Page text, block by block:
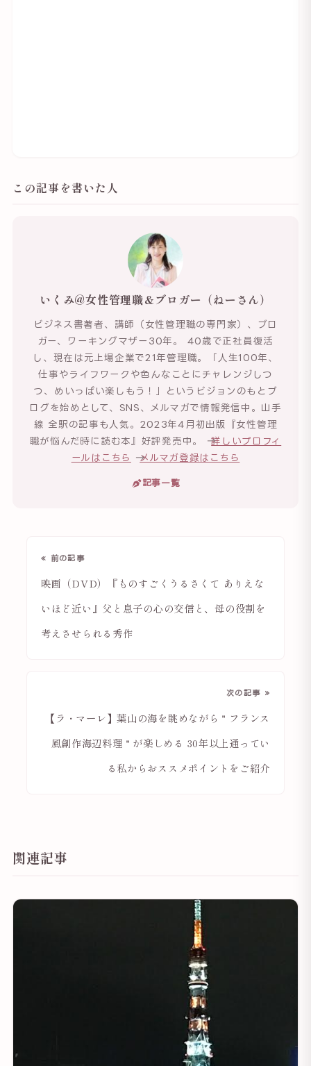
この記事を書いた人
いくみ@女性管理職＆ブロガー（ねーさん）
ビジネス書著者、講師（女性管理職の専門家）、ブロ
ガー、ワーキングマザー30年。 40歳で正社員復活
し、現在は元上場企業で21年管理職。「人生100年、
仕事やライフワークや色んなことにチャレンジしつ
つ、めいっぱい楽しもう！」というビジョンのもとブ
ログを始めとして、SNS、メルマガで情報発信中。山手
線 全駅の記事も人気。2023年4月初出版『女性管理
職が悩んだ時に読む本』好評発売中。 →詳しいプロフィ
ールはこちら
→メルマガ登録はこちら
記事一覧
« 前の記事
映画（DVD）『ものすごくうるさくて ありえな
いほど近い』父と息子の心の交信と、母の役割を
考えさせられる秀作
次の記事 »
【ラ・マーレ】葉山の海を眺めながら＂フランス
風創作海辺料理＂が楽しめる 30年以上通ってい
る私からおススメポイントをご紹介
関連記事